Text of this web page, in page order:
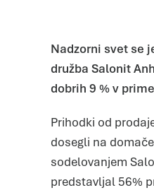
Nadzorni svet se
družba Salonit
dobrih 9 % v
Prihodki od
dosegli na
sodelovanjem
predstavljal 56%